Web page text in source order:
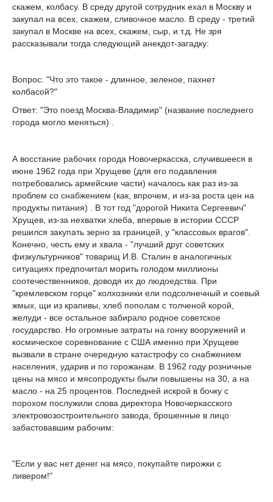
скажем, колбасу. В среду другой сотрудник ехал в Москву и
закупал на всех, скажем, сливочное масло. В среду - третий
закупал в Москве на всех, скажем, сыр, и т.д. Не зря
рассказывали тогда следующий анекдот-загадку:
Вопрос: "Что это такое - длинное, зеленое, пахнет
колбасой?"
Ответ: "Это поезд Москва-Владимир" (название последнего
города могло меняться) .
А восстание рабочих города Новочеркасска, случившееся в
июне 1962 года при Хрущеве (для его подавления
потребовались армейские части) началось как раз из-за
проблем со снабжением (как, впрочем, и из-за роста цен на
продукты питания) . В тот год "дорогой Никита Сергеевич"
Хрущев, из-за нехватки хлеба, впервые в истории СССР
решился закупать зерно за границей, у "классовых врагов".
Конечно, честь ему и хвала - "лучший друг советских
физкультурников" товарищ И.В. Сталин в аналогичных
ситуациях предпочитал морить голодом миллионы
соотечественников, доводя их до людоедства. При
"кремлевском горце" колхозники ели подсолнечный и соевый
жмых, щи из крапивы, хлеб пополам с толченой корой,
желуди - все остальное забирало родное советское
государство. Но огромные затраты на гонку вооружений и
космическое соревнование с США именно при Хрущеве
вызвали в стране очередную катастрофу со снабжением
населения, ударив и по горожанам. В 1962 году розничные
цены на мясо и мясопродукты были повышены на 30, а на
масло - на 25 процентов. Последней искрой в бочку с
порохом послужили слова директора Новочеркасского
электровозостроительного завода, брошенные в лицо
забастовавшим рабочим:
"Если у вас нет денег на мясо, покупайте пирожки с
ливером!"